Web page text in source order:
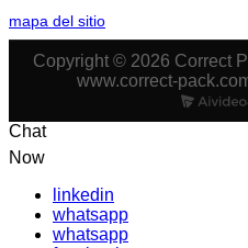
mapa del sitio
Copyright © 2026 Correct
www.correct-
Chat
Now
linkedin
whatsapp
whatsapp